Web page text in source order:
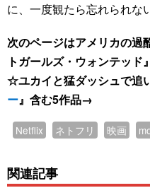
に、一度観たら忘れられな
次のページはアメリカの過
トガールズ・ウォンテッ
☆ユカイと猛ダッシュで追
ー』含む5作品→
Netflix ネトフリ 映画
関連記事